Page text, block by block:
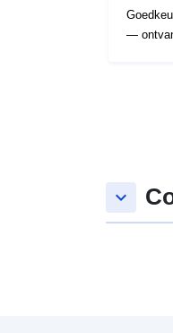
—
keyboard_arrow_down